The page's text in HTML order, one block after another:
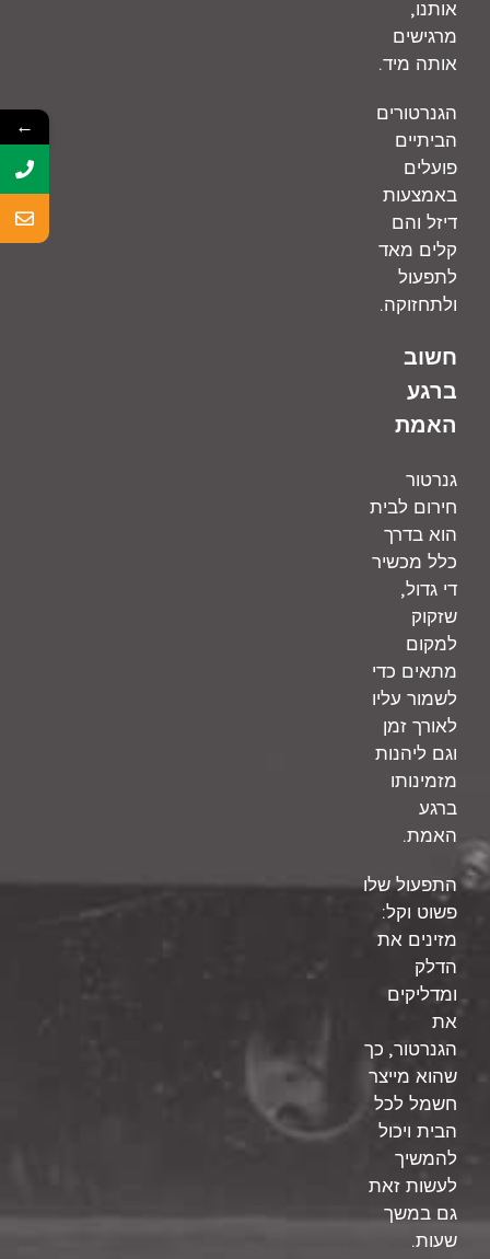
אותנו,
מרגישים
אותה מיד.
הגנרטורים
הביתיים
פועלים
באמצעות
דיזל והם
קלים מאד
לתפעול
ולתחזוקה.
חשוב
ברגע
האמת
גנרטור
חירום לבית
הוא בדרך
כלל מכשיר
די גדול,
שזקוק
למקום
מתאים כדי
לשמור עליו
לאורך זמן
וגם ליהנות
מזמינותו
ברגע
האמת.
התפעול שלו
פשוט וקל:
מזינים את
הדלק
ומדליקים
את
הגנרטור, כך
שהוא מייצר
חשמל לכל
הבית ויכול
להמשיך
לעשות זאת
גם במשך
שעות.
←